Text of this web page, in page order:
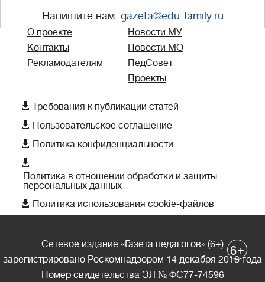
Напишите нам: gazeta@edu-family.ru
О проекте
Контакты
Рекламодателям
Новости МУ
Новости МО
ПедСовет
Проекты
 Требования к публикации статей
 Пользовательское соглашение
 Политика конфиденциальности

Политика в отношении обработки и защиты
персональных данных
 Политика использования cookie-файлов
Сетевое издание «Газета педагогов» (6+)
зарегистрировано Роскомнадзором 14 декабря 2018 года
Номер свидетельства ЭЛ № ФС77-74596
6+